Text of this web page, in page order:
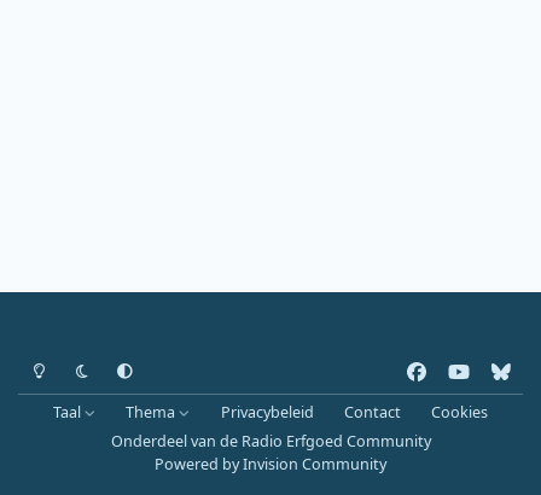
Heldere modus
Donkere modus
Systeemvoorkeur
a
c
e
o
u
b
l
u
Taal Thema Privacybeleid Contact
Cookies
Onderdeel van de Radio Erfgoed Community
Powered byInvision Community